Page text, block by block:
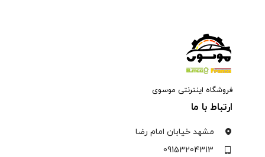
فروشگاه اینترنتی موسوی
ارتباط با ما
مشهد خیابان امام رضا
09153204313